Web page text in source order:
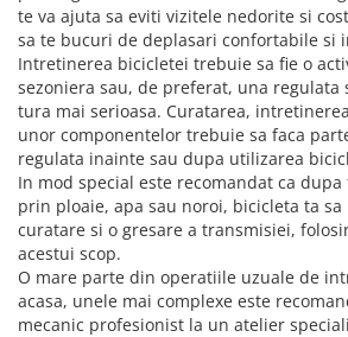
20" (varsta 7-10 ani)
18" (varsta 5-7 ani)
16" (varsta 4-6 ani)
14" (varsta 3-5 ani)
12" (varsta 2-4 ani)
BALANCE BIKE (varsta 2-3 ani)
PORTBAGAJE / COSURI
SCULE DEPANARE
SONERII
ALTE ACCESORII
SUPORTI/STANDURI
SCAUNE COPII
COMPONENTE
ANVELOPE SI CAMERE
CADRE SI PIESE
DIRECTIE
TRICOURI
VESTE
HANORACE
INCALTAMINTE
HUSE PANTOFI
PANTOFI CASUAL
PANTOFI CICLISM
MANUSI
OCHELARI
LENTILE
KETTLEBELL
ACCESORII FITNESS
PROSOAPE FITNESS/YOGA
BANDAJE/PROTECTII/RECUPERARE
FLEXORI
SALTELE/COVOARE/PAVAJE
SPORT FIT
MASAJ
OUTDOOR
te va ajuta sa eviti vizitele nedorite si
sa te bucuri de deplasari confortabile si
Intretinerea bicicletei trebuie sa fie o
sezoniera sau, de preferat, una regulata
tura mai serioasa. Curatarea,
unor componentelor trebuie sa faca
regulata inainte sau dupa utilizarea
In mod special este recomandat ca
prin ploaie, apa sau noroi, bicicleta ta sa
curatare si o gresare a transmisiei,
acestui scop.
O mare parte din operatiile uzuale de
acasa, unele mai complexe este
mecanic profesionist la un atelier